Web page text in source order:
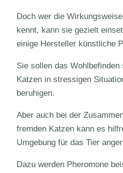
Doch wer die
kennt, kann sie gezielt
einige Hersteller künstliche
Sie sollen das Wohlbefinden
Katzen in stressigen
beruhigen.
Aber auch bei der
fremden Katzen kann es
Umgebung für das Tier
Dazu werden Pheromone